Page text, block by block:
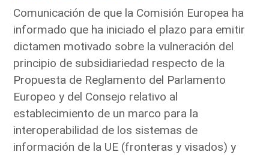
Comunicación de que la Comisión Europea ha
informado que ha iniciado el plazo para emitir
dictamen motivado sobre la vulneración del
principio de subsidiariedad respecto de la
Propuesta de Reglamento del Parlamento
Europeo y del Consejo relativo al
establecimiento de un marco para la
interoperabilidad de los sistemas de
información de la UE (fronteras y visados) y